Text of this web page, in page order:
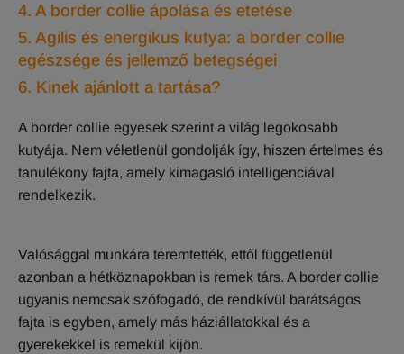
4. A border collie ápolása és etetése
5. Agilis és energikus kutya: a border collie
egészsége és jellemző betegségei
6. Kinek ajánlott a tartása?
A border collie egyesek szerint a világ legokosabb
kutyája. Nem véletlenül gondolják így, hiszen értelmes és
tanulékony fajta, amely kimagasló intelligenciával
rendelkezik.
Valósággal munkára teremtették, ettől függetlenül
azonban a hétköznapokban is remek társ. A border collie
ugyanis nemcsak szófogadó, de rendkívül barátságos
fajta is egyben, amely más háziállatokkal és a
gyerekekkel is remekül kijön.